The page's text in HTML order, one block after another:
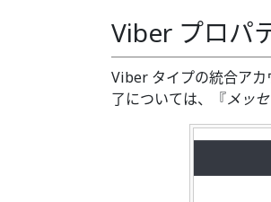
Viber プロパ
Viber タイプの統合アカ
了については、『メッ